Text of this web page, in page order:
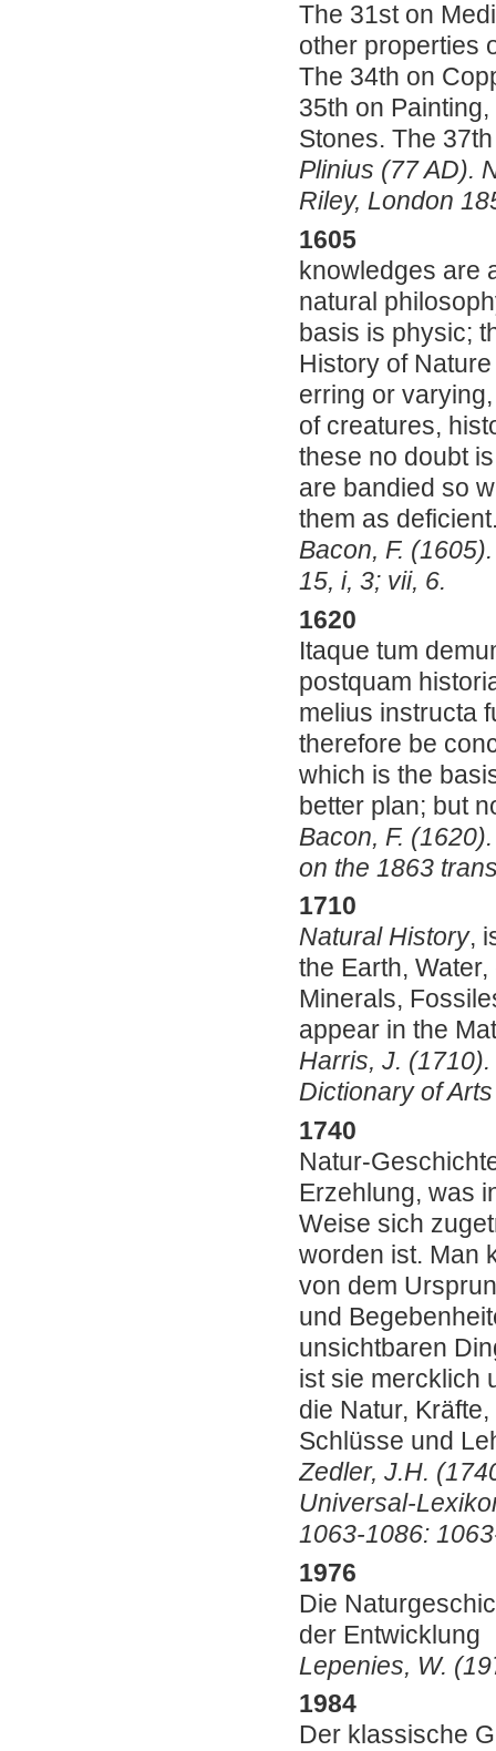
The 31st on
other properties
The 34th on
35th on
Stones. The
Plinius (77 AD).
Riley, London
1605
knowledges are
natural
basis is physic;
History of
erring or
of creatures,
these no doubt
are bandied so
them as
Bacon, F.
15, i, 3; vii, 6.
1620
Itaque tum
postquam
melius instructa
therefore be
which is the
better plan; but
Bacon, F.
on the 1863
1710
Natural History,
the Earth,
Minerals,
appear in the
Harris, J.
Dictionary of
1740
Natur-
Erzehlung, was
Weise sich
worden ist. Man
von dem
und
unsichtbaren
ist sie mercklich
die Natur,
Schlüsse und
Zedler, J.H.
Universal-
1063-1086:
1976
Die
der Entwicklung
Lepenies, W.
1984
Der klassische